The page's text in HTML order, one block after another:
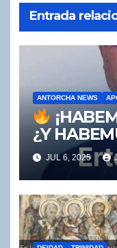
Entrada
ANTORCHA NEWS
¿Y
SANTO?
JUL 6, 2025